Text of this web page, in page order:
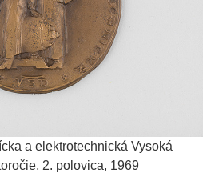
a elektrotechnická Vysoká
2. polovica, 1969